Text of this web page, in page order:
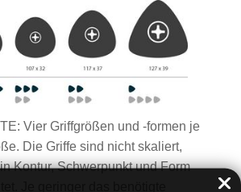
Vier Griffgrößen und -formen je
Die Griffe sind nicht skaliert,
Kontur, Schwerpunkt und Form